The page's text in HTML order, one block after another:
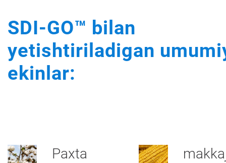
SDI-GO™ bilan
yetishtiriladigan
ekinlar:
Paxta